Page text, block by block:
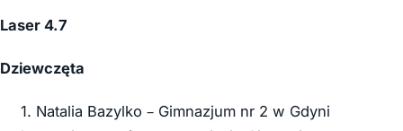
Laser 4.7
Dziewczęta
Natalia Bazylko – Gimnazjum nr 2 w Gdyni